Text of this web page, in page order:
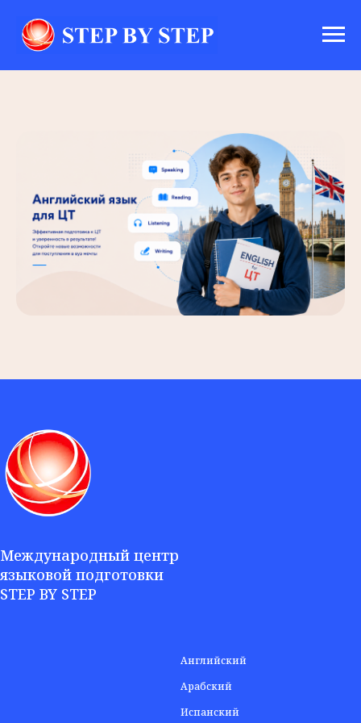
Международный центр
языковой подготовки
STEP BY STEP
Английский
Арабский
Испанский